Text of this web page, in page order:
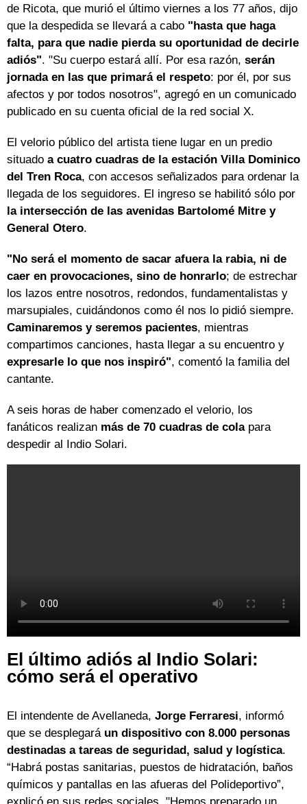
de Ricota, que murió el último viernes a los 77 años, dijo
que la despedida se llevará a cabo "hasta que haga
falta, para que nadie pierda su oportunidad de decirle
adiós". "Su cuerpo estará allí. Por esa razón, serán
jornada en las que primará el respeto: por él, por sus
afectos y por todos nosotros", agregó en un comunicado
publicado en su cuenta oficial de la red social X.
El velorio público del artista tiene lugar en un predio
situado a cuatro cuadras de la estación Villa Dominico
del Tren Roca, con accesos señalizados para ordenar la
llegada de los seguidores. El ingreso se habilitó sólo por
la intersección de las avenidas Bartolomé Mitre y
General Otero.
"No será el momento de sacar afuera la rabia, ni de
caer en provocaciones, sino de honrarlo; de estrechar
los lazos entre nosotros, redondos, fundamentalistas y
marsupiales, cuidándonos como él nos lo pidió siempre.
Caminaremos y seremos pacientes, mientras
compartimos canciones, hasta llegar a su encuentro y
expresarle lo que nos inspiró", comentó la familia del
cantante.
A seis horas de haber comenzado el velorio, los
fanáticos realizan más de 70 cuadras de colapara
despedir al Indio Solari.
El último adiós al Indio Solari:
cómo será el operativo
El intendente de Avellaneda, Jorge Ferraresi, informó
que se desplegará un dispositivo con 8.000 personas
destinadas a tareas de seguridad, salud y logística.
“Habrá postas sanitarias, puestos de hidratación, baños
químicos y pantallas en las afueras del Polideportivo”,
explicó en sus redes sociales. "Hemos preparado un